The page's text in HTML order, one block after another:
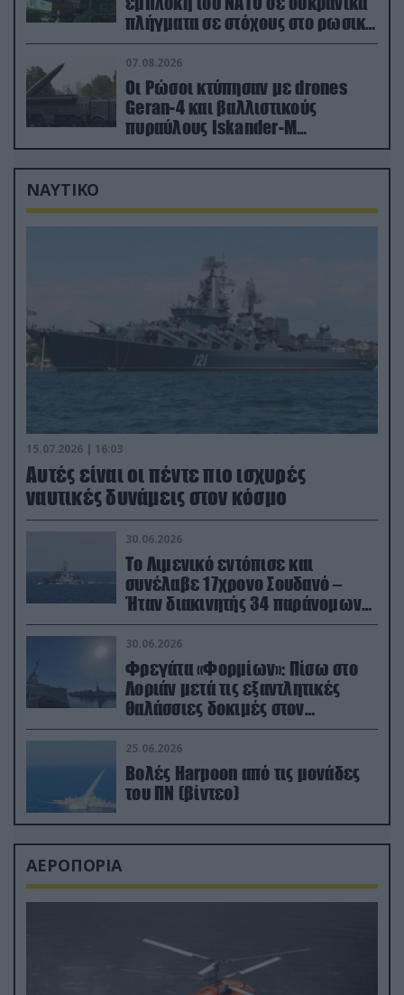
πλήγματα σε στόχους στο ρωσικό
έδαφος!
07.08.2026
Οι Ρώσοι κτύπησαν με drones
Geran-4 και βαλλιστικούς
πυραύλους Iskander-M
ουκρανικό τρένο με στρατιωτικό
εξοπλισμό
ΝΑΥΤΙΚΟ
15.07.2026 | 16:03
Aυτές είναι οι πέντε πιο ισχυρές
ναυτικές δυνάμεις στον κόσμο
30.06.2026
Το Λιμενικό εντόπισε και
συνέλαβε 17χρονο Σουδανό –
Ήταν διακινητής 34 παράνομων
μεταναστών
30.06.2026
Φρεγάτα «Φορμίων»: Πίσω στο
Λοριάν μετά τις εξαντλητικές
θαλάσσιες δοκιμές στον
απαιτητικό Βισκαϊκό
25.06.2026
Βολές Harpoon από τις μονάδες
του ΠΝ (βίντεο)
ΑΕΡΟΠΟΡΙΑ